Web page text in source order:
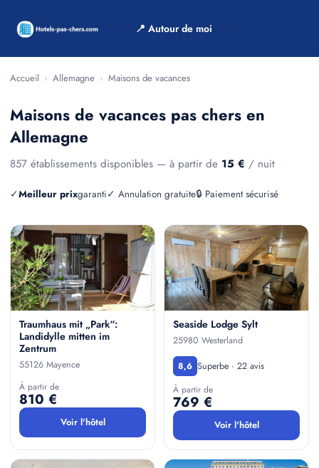
📍 Autour de moi
Accueil › Allemagne › Maisons de vacances
Maisons de vacances pas chers en
Allemagne
857 établissements disponibles — à partir de 15 € / nuit
✓Meilleur prixgaranti✓ Annulation gratuite🔒 Paiement sécurisé
Traumhaus mit „Park“:
Landidylle mitten im
Zentrum
55126 Mayence
À partir de
810 €
Voir l'hôtel
Seaside Lodge Sylt
25980 Westerland
8,6 Superbe · 22 avis
À partir de
769 €
Voir l'hôtel